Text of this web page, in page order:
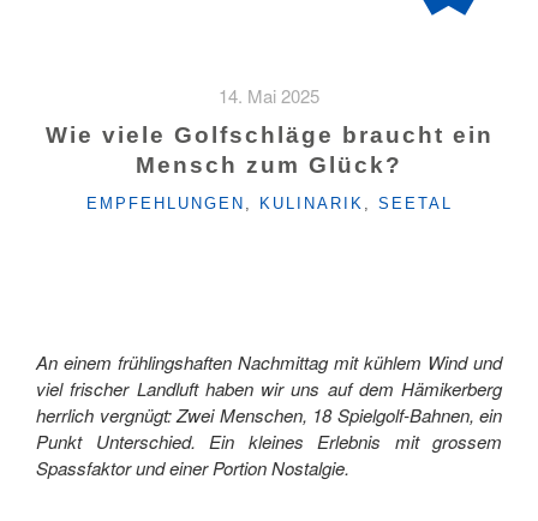
14. Mai 2025
Wie viele Golfschläge braucht ein
Mensch zum Glück?
KATEGORIEN
EMPFEHLUNGEN , KULINARIK , SEETAL
An einem frühlingshaften Nachmittag mit kühlem Wind und
viel frischer Landluft haben wir uns auf dem Hämikerberg
herrlich vergnügt: Zwei Menschen, 18 Spielgolf-Bahnen, ein
Punkt Unterschied. Ein kleines Erlebnis mit grossem
Spassfaktor und einer Portion Nostalgie.